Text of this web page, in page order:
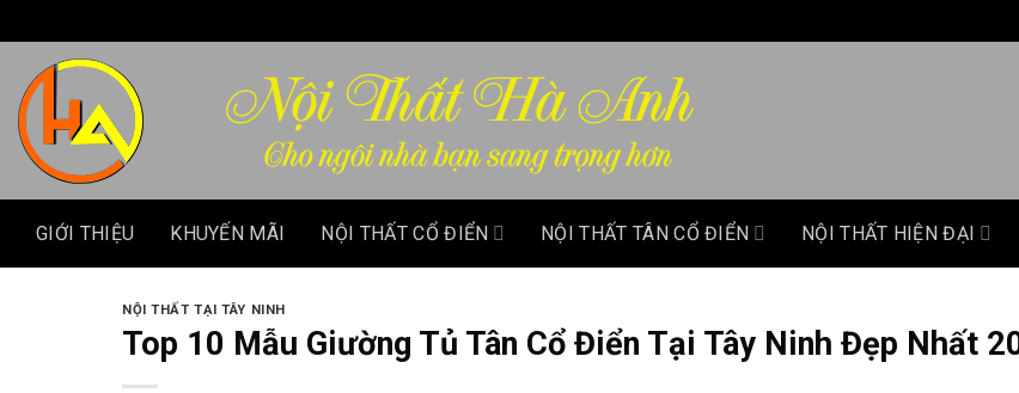
đến
dung
GIỚI THIỆU KHUYẾN MÃI NỘI THẤT CỔ ĐIỂN NỘI THẤT TÂN CỔ ĐIỂN NỘI THẤT HIỆN ĐẠI
NỘI THẤT TẠI TÂY NINH
Top 10 Mẫu Giường Tủ Tân Cổ Điển Tại Tây Ninh Đẹp Nhất